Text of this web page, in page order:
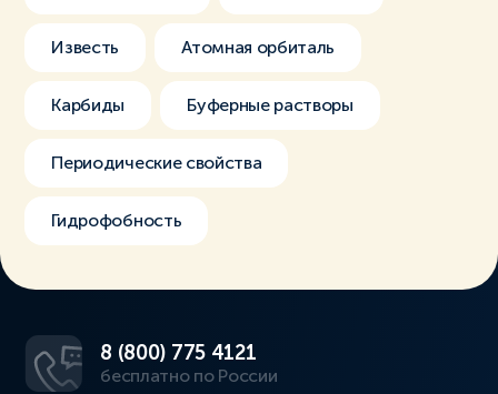
Известь Атомная орбиталь
Карбиды Буферные растворы
Периодические свойства
Гидрофобность
8 (800) 775 4121
бесплатно по России